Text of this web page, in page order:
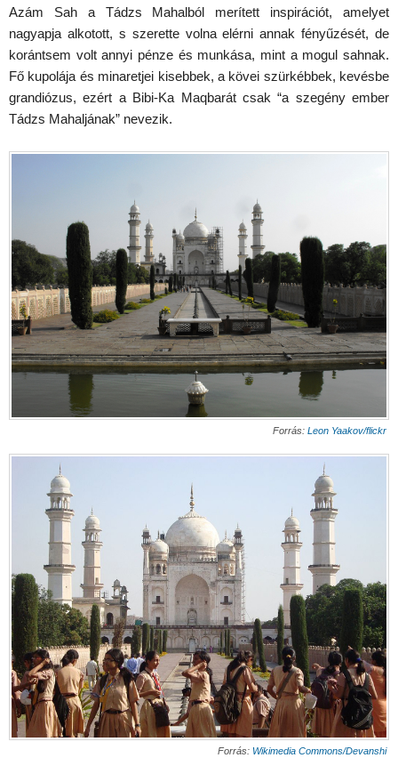
Azám Sah a Tádzs Mahalból merített inspirációt, amelyet
nagyapja alkotott, s szerette volna elérni annak fényűzését, de
korántsem volt annyi pénze és munkása, mint a mogul sahnak.
Fő kupolája és minaretjei kisebbek, a kövei szürkébbek, kevésbe
grandiózus, ezért a Bibi-Ka Maqbarát csak “a szegény ember
Tádzs Mahaljának” nevezik.
Forrás: Leon Yaakov/flickr
Forrás: Wikimedia Commons/Devanshi